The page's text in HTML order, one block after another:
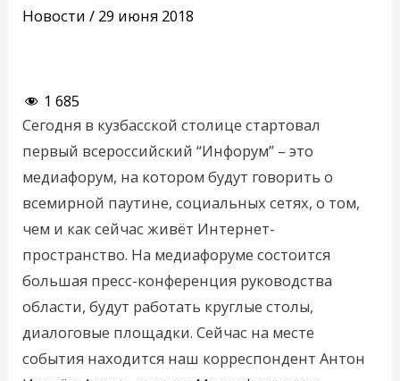
Новости / 29 июня 2018
1 685
Сегодня в кузбасской столице стартовал
первый всероссийский “Инфорум” – это
медиафорум, на котором будут говорить о
всемирной паутине, социальных сетях, о том,
чем и как сейчас живёт Интернет-
пространство. На медиафоруме состоится
большая пресс-конференция руководства
области, будут работать круглые столы,
диалоговые площадки. Сейчас на месте
события находится наш корреспондент Антон